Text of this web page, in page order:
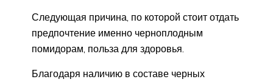
Следующая причина, по которой стоит отдать
предпочтение именно черноплодным
помидорам, польза для здоровья.
Благодаря наличию в составе черных